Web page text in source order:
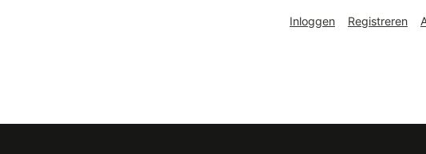
Inloggen Registreren